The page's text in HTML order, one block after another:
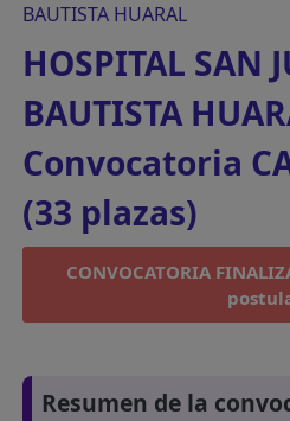
BAUTISTA HUARAL
HOSPITAL SAN
BAUTISTA
Convocatoria
(33 plazas)
CONVOCATORIA
Resumen de la